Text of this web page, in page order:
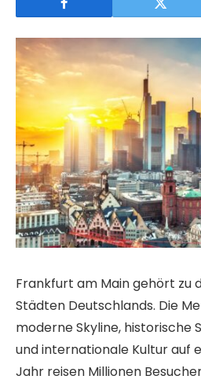
Frankfurt am Main gehört zu
Städten Deutschlands. Die
moderne Skyline, historische
und internationale Kultur auf
Jahr reisen Millionen